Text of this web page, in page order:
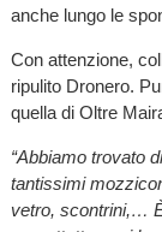
anche lungo le
Con attenzione,
ripulito Dronero.
quella di Oltre
“Abbiamo trovato
tantissimi
vetro, scontrini,…